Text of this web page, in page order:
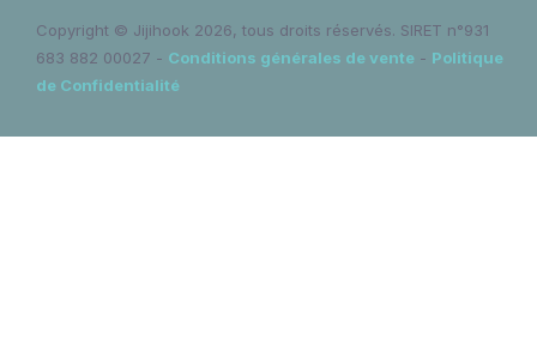
Copyright © Jijihook 2026, tous droits réservés. SIRET n°931
683 882 00027 - Conditions générales de vente - Politique
de Confidentialité